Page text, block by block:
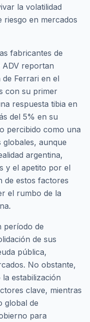
la volatilidad
en mercados
fabricantes de
reportan
Ferrari en el
con su primer
respuesta tibia en
del 5% en su
percibido como una
globales, aunque
argentina,
y el apetito por el
de estos factores
el rumbo de la
período de
de sus
pública,
No obstante,
estabilización
clave, mientras
global de
para